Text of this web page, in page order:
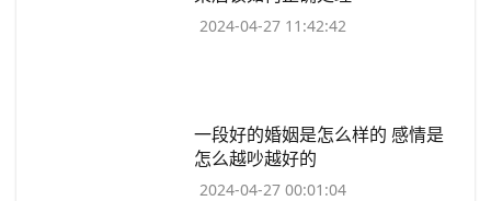
2024-04-27 11:42:42
​一段好的婚姻是怎么样的 感情是
怎么越吵越好的
2024-04-27 00:01:04